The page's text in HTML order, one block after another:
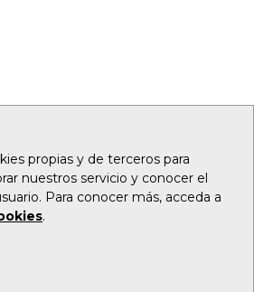
propias y de terceros para
nuestros servicio y conocer el
Para conocer más, acceda a
.